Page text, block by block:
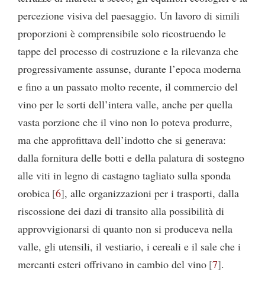
percezione visiva del paesaggio. Un lavoro di simili
proporzioni è comprensibile solo ricostruendo le
tappe del processo di costruzione e la rilevanza che
progressivamente assunse, durante l’epoca moderna
e fino a un passato molto recente, il commercio del
vino per le sorti dell’intera valle, anche per quella
vasta porzione che il vino non lo poteva produrre,
ma che approfittava dell’indotto che si generava:
dalla fornitura delle botti e della palatura di sostegno
alle viti in legno di castagno tagliato sulla sponda
orobica 6 , alle organizzazioni per i trasporti, dalla
riscossione dei dazi di transito alla possibilità di
approvvigionarsi di quanto non si produceva nella
valle, gli utensili, il vestiario, i cereali e il sale che i
mercanti esteri offrivano in cambio del vino 7 .